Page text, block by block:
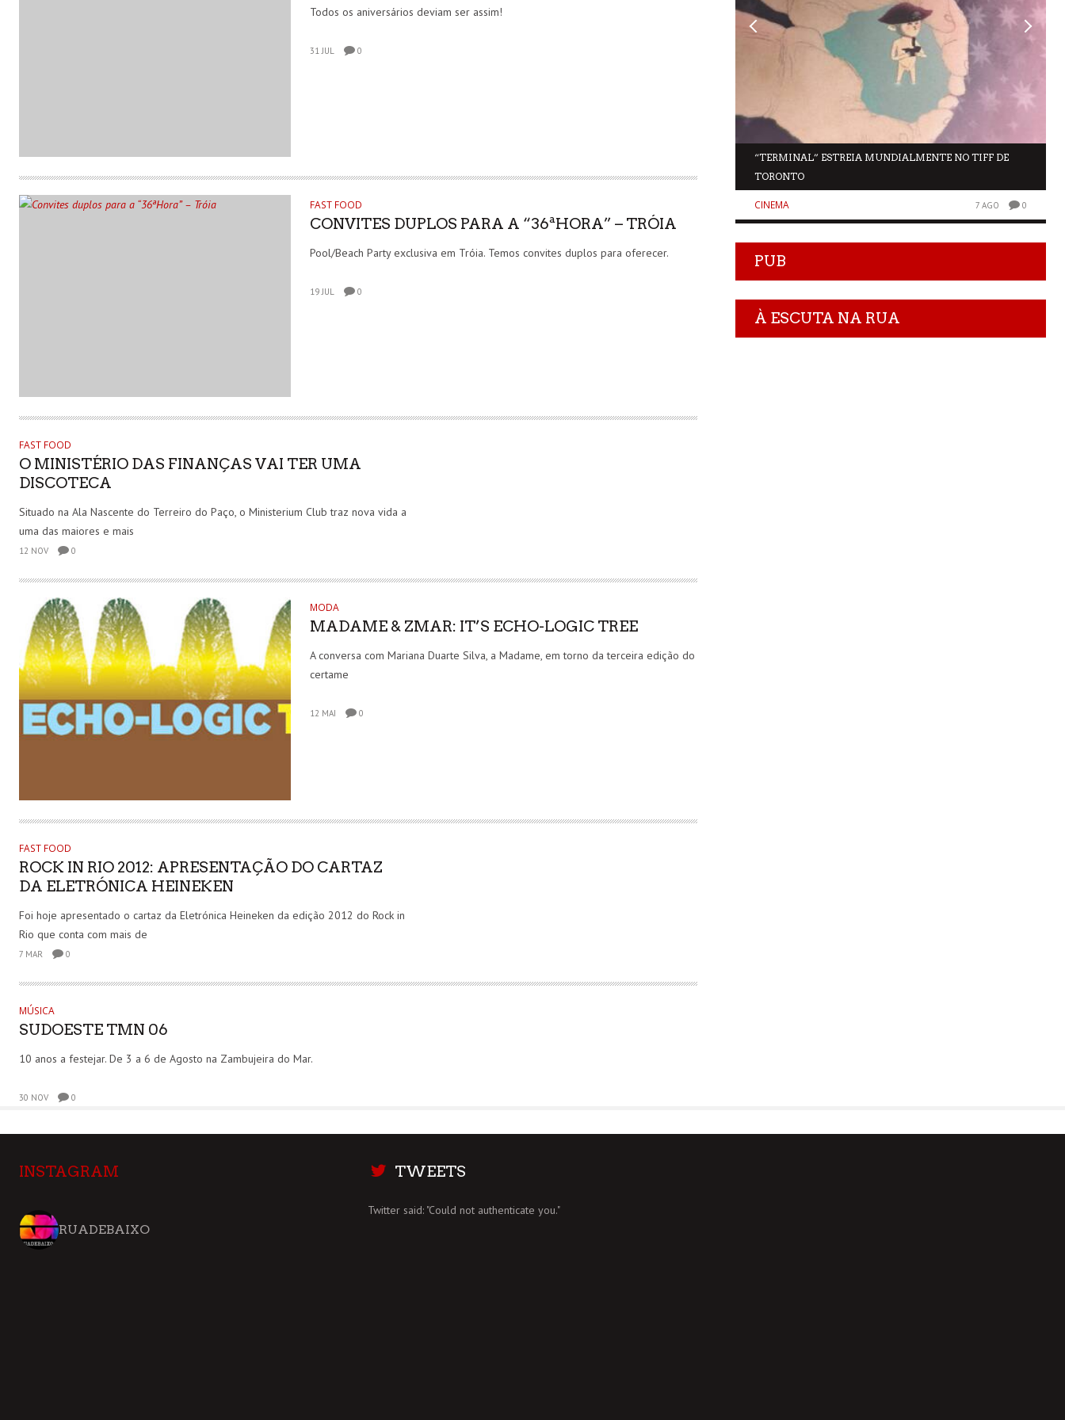
Todos os aniversários deviam ser assim!
31 JUL 0
FAST FOOD
CONVITES DUPLOS PARA A “36ªHORA” – TRÓIA
Pool/Beach Party exclusiva em Tróia. Temos convites duplos para oferecer.
19 JUL 0
FAST FOOD
O MINISTÉRIO DAS FINANÇAS VAI TER UMA
DISCOTECA
Situado na Ala Nascente do Terreiro do Paço, o Ministerium Club traz nova vida a
uma das maiores e mais
12 NOV 0
MODA
MADAME & ZMAR: IT’S ECHO-LOGIC TREE
A conversa com Mariana Duarte Silva, a Madame, em torno da terceira edição do
certame
12 MAI 0
FAST FOOD
ROCK IN RIO 2012: APRESENTAÇÃO DO CARTAZ
DA ELETRÓNICA HEINEKEN
Foi hoje apresentado o cartaz da Eletrónica Heineken da edição 2012 do Rock in
Rio que conta com mais de
7 MAR 0
MÚSICA
SUDOESTE TMN 06
10 anos a festejar. De 3 a 6 de Agosto na Zambujeira do Mar.
30 NOV 0
“TERMINAL” ESTREIA MUNDIALMENTE NO TIFF DE
TORONTO
CINEMA 7 AGO 0
REGRESSA A CAMPOLIDE EM OUTUBRO
PUB
À ESCUTA NA RUA
INSTAGRAM
RUADEBAIXO
TWEETS
Twitter said: "Could not authenticate you."